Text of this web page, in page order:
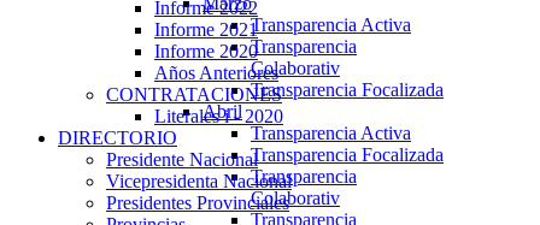
Transparencia Activa
Transparencia
Colaborativ
Transparencia Focalizada
Abril
Transparencia Activa
Transparencia Focalizada
Transparencia
Colaborativ
Transparencia
Informe 2022
Informe 2021
Informe 2020
Años Anteriores
CONTRATACIONES
Literales i - 2020
DIRECTORIO
Presidente Nacional
Vicepresidenta Nacional
Presidentes Provinciales